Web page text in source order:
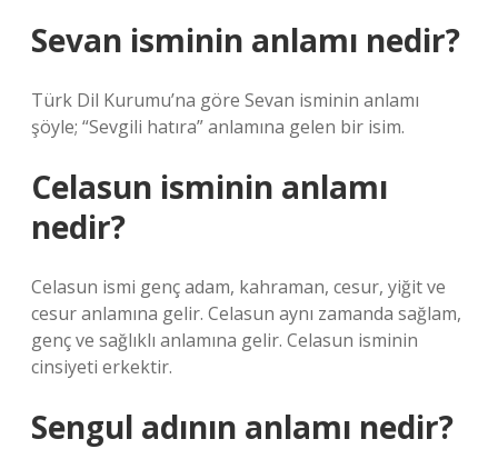
Sevan isminin anlamı nedir?
Türk Dil Kurumu’na göre Sevan isminin anlamı
şöyle; “Sevgili hatıra” anlamına gelen bir isim.
Celasun isminin anlamı
nedir?
Celasun ismi genç adam, kahraman, cesur, yiğit ve
cesur anlamına gelir. Celasun aynı zamanda sağlam,
genç ve sağlıklı anlamına gelir. Celasun isminin
cinsiyeti erkektir.
Sengul adının anlamı nedir?